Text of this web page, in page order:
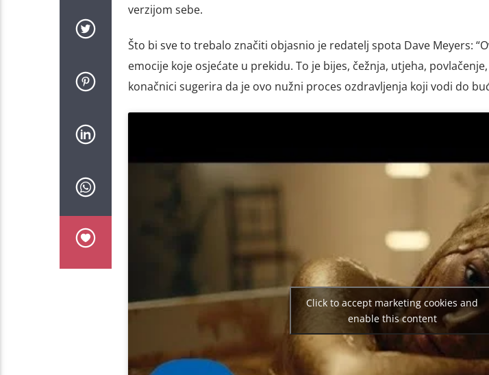
verzijom sebe.
Što bi sve to trebalo značiti objasnio je redatelj spota Dave Meyers:
emocije koje osjećate u prekidu. To je bijes, čežnja, utjeha,
konačnici sugerira da je ovo nužni proces ozdravljenja koji vodi do
Click to accept marketing cookies and
enable this content